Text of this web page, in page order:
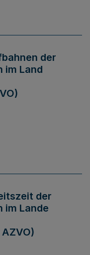
der
im Land
der
im Lande